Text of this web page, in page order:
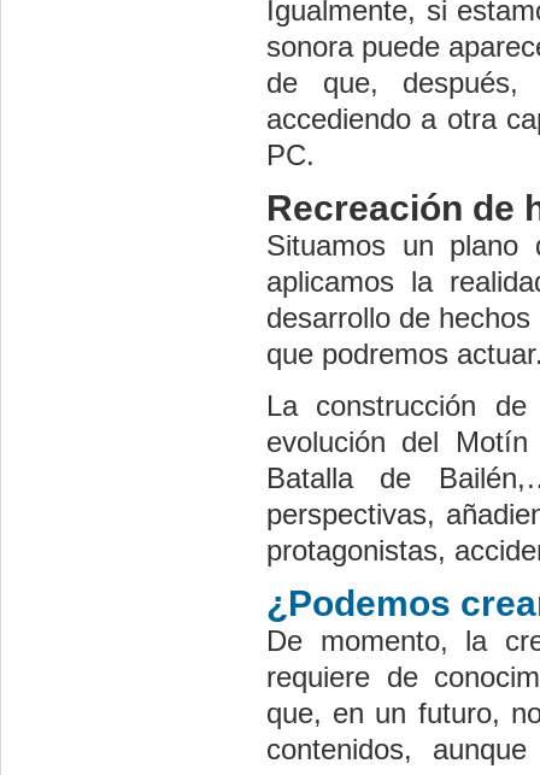
Igualmente, si
sonora puede
de que, después,
accediendo a otra
PC.
Recreación de
Situamos un plano
aplicamos la
desarrollo de
que podremos
La construcción
evolución del
Batalla de
perspectivas,
protagonistas,
¿Podemos
De momento, la
requiere de
que, en un futuro,
contenidos,